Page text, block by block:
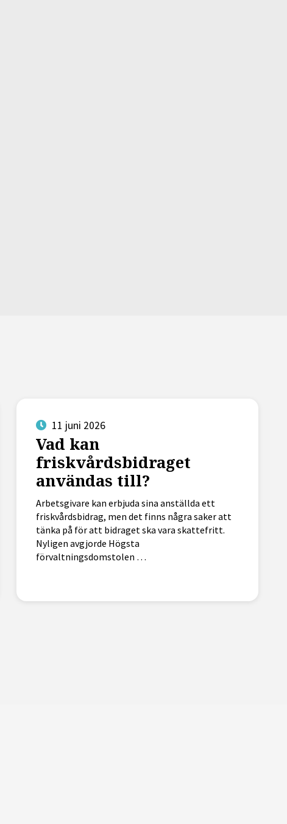
11 juni 2026
Vad kan
friskvårdsbidraget
användas till?
Arbetsgivare kan erbjuda sina anställda ett
friskvårdsbidrag, men det finns några saker att
tänka på för att bidraget ska vara skattefritt.
Nyligen avgjorde Högsta
förvaltningsdomstolen …